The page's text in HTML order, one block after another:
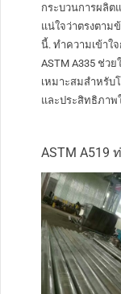
กระบวนการผลิต
แน่ใจว่าตรงตาม
นี้. ทำความเข้าใ
ASTM A335 ช่ว
เหมาะสมสำหรับ
และประสิทธิภา
ASTM A519